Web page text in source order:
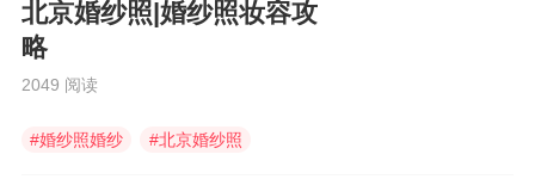
北京婚纱照|婚纱照妆容攻
略
2049 阅读
#婚纱照婚纱 #北京婚纱照